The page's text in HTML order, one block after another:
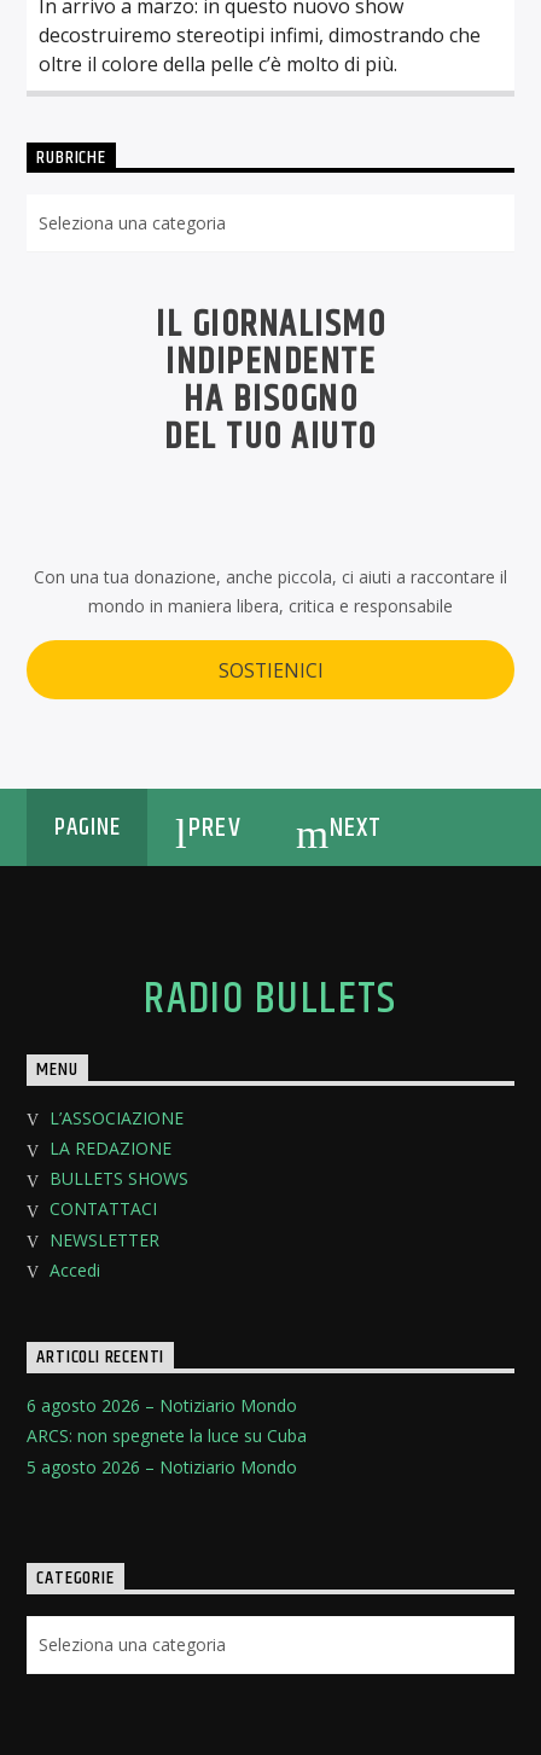
In arrivo a marzo: in questo nuovo show
decostruiremo stereotipi infimi, dimostrando che
oltre il colore della pelle c’è molto di più.
RUBRICHE
IL GIORNALISMO
INDIPENDENTE
HA BISOGNO
DEL TUO AIUTO
Con una tua donazione, anche piccola, ci aiuti a raccontare il
mondo in maniera libera, critica e responsabile
SOSTIENICI
PAGINE PREV NEXT
RADIO BULLETS
MENU
L’ASSOCIAZIONE
LA REDAZIONE
BULLETS SHOWS
CONTATTACI
NEWSLETTER
Accedi
ARTICOLI RECENTI
6 agosto 2026 – Notiziario Mondo
ARCS: non spegnete la luce su Cuba
5 agosto 2026 – Notiziario Mondo
CATEGORIE